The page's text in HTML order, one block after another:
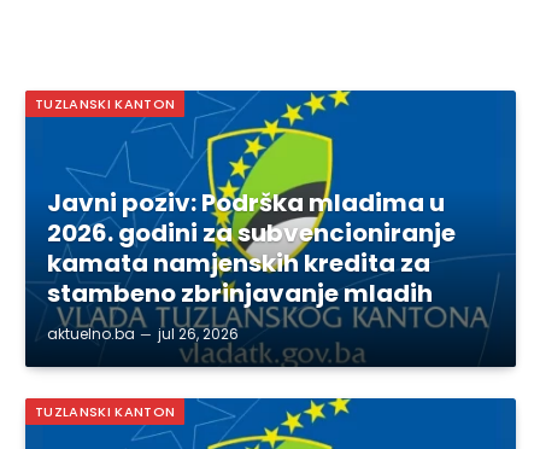
TUZLANSKI KANTON
Javni poziv: Podrška mladima u
2026. godini za subvencioniranje
kamata namjenskih kredita za
stambeno zbrinjavanje mladih
aktuelno.ba jul 26, 2026
TUZLANSKI KANTON